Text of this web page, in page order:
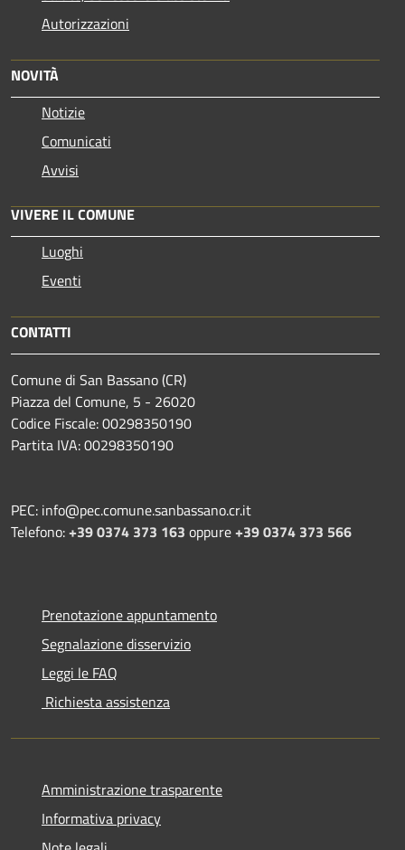
Autorizzazioni
NOVITÀ
Notizie
Comunicati
Avvisi
VIVERE IL COMUNE
Luoghi
Eventi
CONTATTI
Comune di San Bassano (CR)
Piazza del Comune, 5 - 26020
Codice Fiscale: 00298350190
Partita IVA: 00298350190
PEC: info@pec.comune.sanbassano.cr.it
Telefono:+39 0374 373 163 oppure+39 0374 373 566
Prenotazione appuntamento
Segnalazione disservizio
Leggi le FAQ
Richiesta assistenza
Amministrazione trasparente
Informativa privacy